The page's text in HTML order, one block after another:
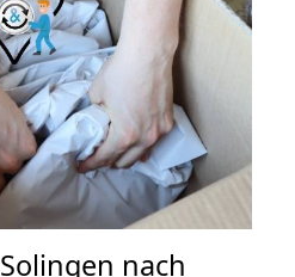
Solingen nach